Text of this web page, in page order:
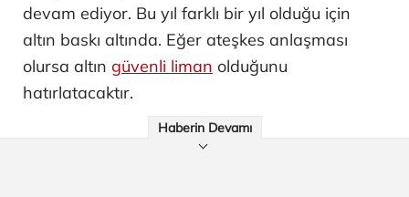
devam ediyor. Bu yıl farklı bir yıl olduğu için
altın baskı altında. Eğer ateşkes anlaşması
olursa altın güvenli liman olduğunu
hatırlatacaktır.
Haberin Devamı